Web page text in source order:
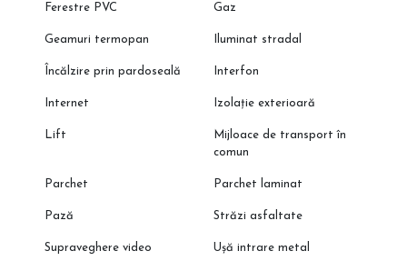
Ferestre PVC Gaz
Geamuri termopan Iluminat stradal
Încălzire prin pardoseală Interfon
Internet Izolație exterioară
Lift
Mijloace de transport în
comun
Parchet Parchet laminat
Pază Străzi asfaltate
Supraveghere video Ușă intrare metal